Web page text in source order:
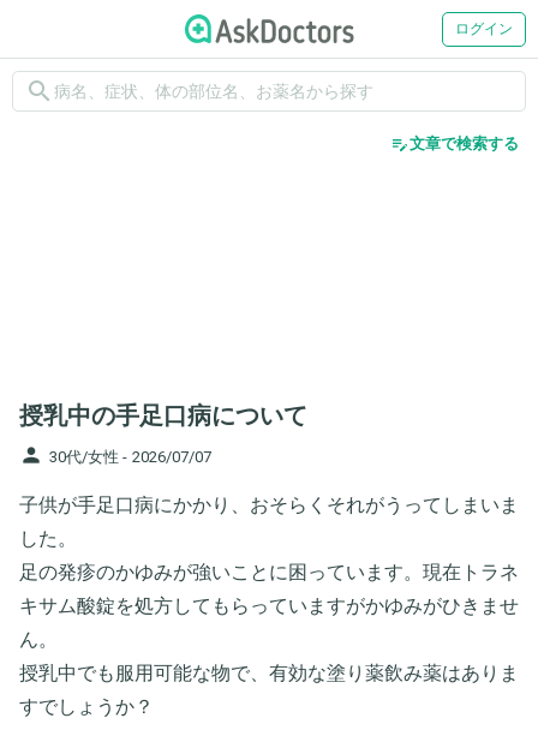
ログイン
search
edit_note文章で検索する
授乳中の手足口病について
person 30代/女性 - 2026/07/07
子供が手足口病にかかり、おそらくそれがうってしまいま
した。
足の発疹のかゆみが強いことに困っています。現在トラネ
キサム酸錠を処方してもらっていますがかゆみがひきませ
ん。
授乳中でも服用可能な物で、有効な塗り薬飲み薬はありま
すでしょうか？